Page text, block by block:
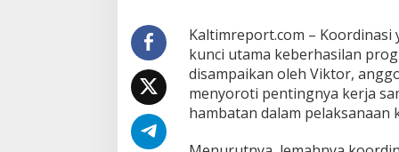
n
g
a
n
d
i
Kaltimreport.com –
kunci utama keberhasilan
disampaikan oleh Viktor,
menyoroti pentingnya kerja
hambatan dalam pelaksanaan